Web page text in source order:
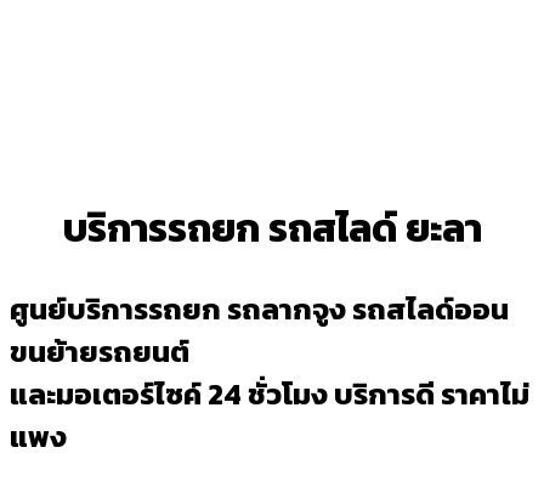
บริการรถยก รถสไลด์ ยะลา
ศูนย์บริการรถยก รถลากจูง รถสไลด์ออน
ขนย้ายรถยนต์
และมอเตอร์ไซค์ 24 ชั่วโมง บริการดี ราคาไม่
แพง